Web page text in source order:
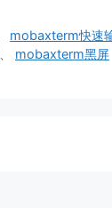
mobaxterm快速
mobaxterm黑屏